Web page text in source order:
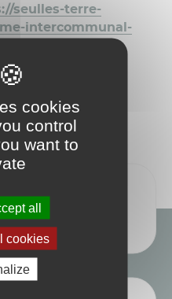
seulles-terre-
intercommunal-
Élus
cookies
control
want to
all
cookies